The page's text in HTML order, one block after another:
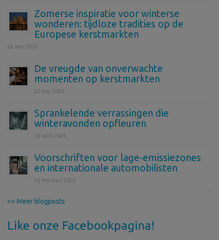
Zomerse inspiratie voor winterse
wonderen: tijdloze tradities op de
Europese kerstmarkten
26 mei 2026
De vreugde van onverwachte
momenten op kerstmarkten
25 mei 2026
Sprankelende verrassingen die
winteravonden opfleuren
30 april 2026
Voorschriften voor lage-emissiezones
en internationale automobilisten
16 februari 2026
>> Meer blogposts
Like onze Facebookpagina!